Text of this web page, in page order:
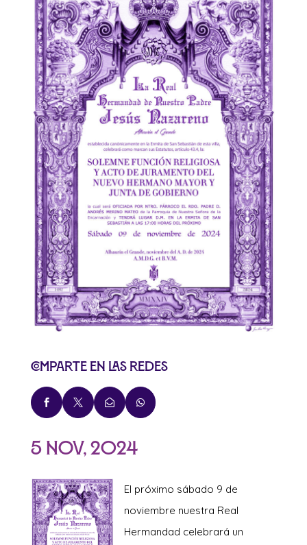
Comparte en las redes
   
5 Nov, 2024
El próximo sábado 9 de
noviembre nuestra Real
Hermandad celebrará un